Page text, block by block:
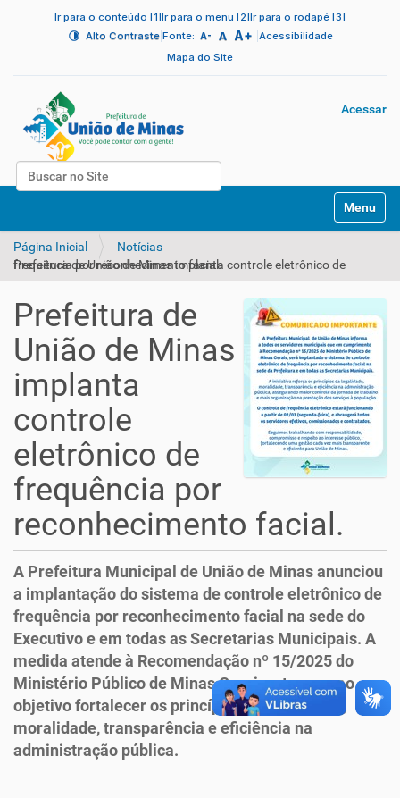
Ir para o conteúdo [1]Ir para o menu [2]Ir para o rodapé [3]
Alto Contraste| Fonte: A- A A+ Acessibilidade
Mapa do Site
Busca
Acessar
v
Toggle
Página Inicial
Notícias
Prefeitura de União de Minas implanta controle eletrônico de frequência por reconhecimento facial.
Prefeitura de
União de Minas
implanta
controle
eletrônico de
frequência por
reconhecimento facial.
A Prefeitura Municipal de União de Minas anunciou
a implantação do sistema de controle eletrônico de
frequência por reconhecimento facial na sede do
Executivo e em todas as Secretarias Municipais. A
medida atende à Recomendação nº 15/2025 do
Ministério Público de Minas Gerais e tem como
objetivo fortalecer os princípios da legalidade,
moralidade, transparência e eficiência na
administração pública.